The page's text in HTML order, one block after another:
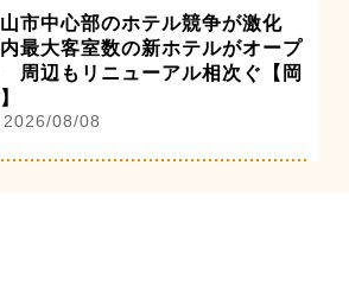
山市中心部のホテル競争が激化
最大客室数の新ホテルがオープ
周辺もリニューアル相次ぐ【岡
2026/08/08